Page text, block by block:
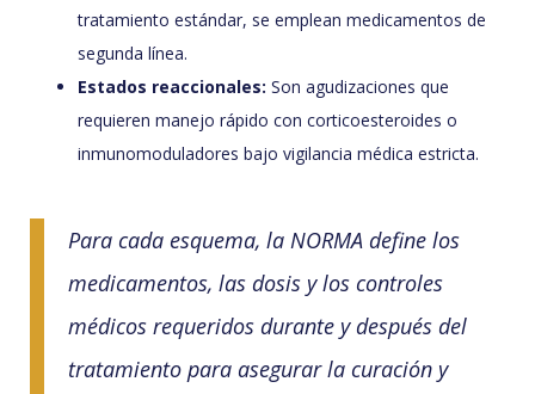
tratamiento estándar, se emplean medicamentos de
segunda línea.
Estados reaccionales: Son agudizaciones que
requieren manejo rápido con corticoesteroides o
inmunomoduladores bajo vigilancia médica estricta.
Para cada esquema, la NORMA define los
medicamentos, las dosis y los controles
médicos requeridos durante y después del
tratamiento para asegurar la curación y